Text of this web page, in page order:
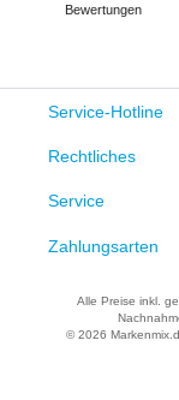
Bewertungen
Service-Hotline
Rechtliches
Service
Zahlungsarten
Alle Preise inkl.
© 2026